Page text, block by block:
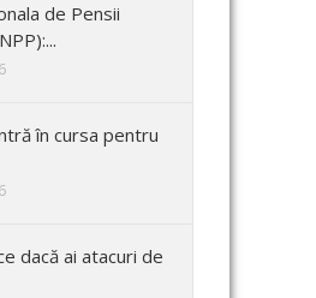
de Pensii
în cursa pentru
dacă ai atacuri de